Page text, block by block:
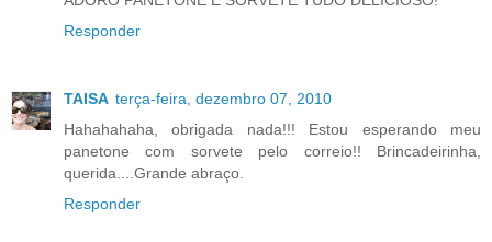
Responder
TAISA terça-feira, dezembro 07, 2010
Hahahahaha, obrigada nada!!! Estou esperando meu
panetone com sorvete pelo correio!! Brincadeirinha,
querida....Grande abraço.
Responder